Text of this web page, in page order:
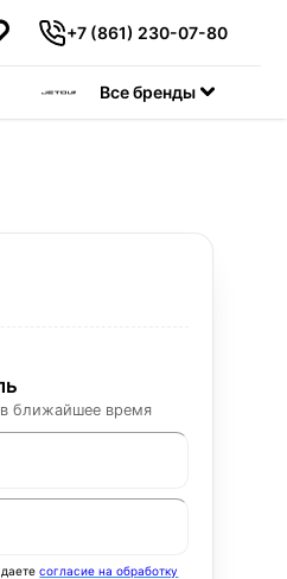
+7 (861) 230-07-80
Jetour55
Все бренды
ближайшее время
согласие на обработку